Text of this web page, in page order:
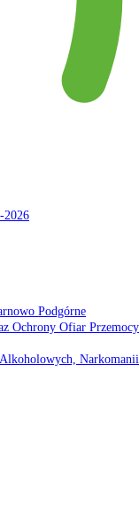
2026
Podgórne
Ochrony Ofiar Przemocy